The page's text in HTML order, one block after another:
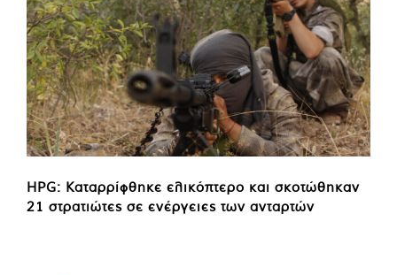
HPG: Καταρρίφθηκε ελικόπτερο και σκοτώθηκαν
21 στρατιώτες σε ενέργειες των ανταρτών